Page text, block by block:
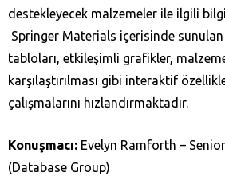
destekleyecek malzemeler ile ilgili
Springer Materials içerisinde
tabloları, etkileşimli grafikler,
karşılaştırılması gibi interaktif
çalışmalarını hızlandırmaktadır.
Konuşmacı: Evelyn Ramforth –
(Database Group)